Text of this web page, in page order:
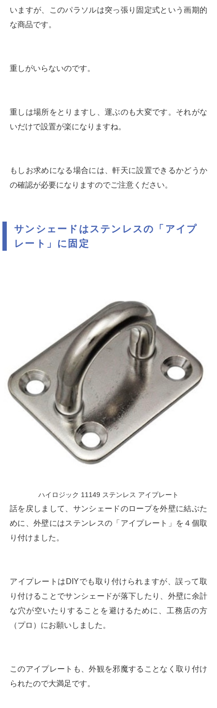
いますが、このパラソルは突っ張り固定式という画期的
な商品です。
重しがいらないのです。
重しは場所をとりますし、運ぶのも大変です。それがな
いだけで設置が楽になりますね。
もしお求めになる場合には、軒天に設置できるかどうか
の確認が必要になりますのでご注意ください。
サンシェードはステンレスの「アイプ
レート」に固定
ハイロジック 11149 ステンレス アイプレート
話を戻しまして、サンシェードのロープを外壁に結ぶた
めに、外壁にはステンレスの「アイプレート」を４個取
り付けました。
アイプレートはDIYでも取り付けられますが、誤って取
り付けることでサンシェードが落下したり、外壁に余計
な穴が空いたりすることを避けるために、工務店の方
（プロ）にお願いしました。
このアイプレートも、外観を邪魔することなく取り付け
られたので大満足です。